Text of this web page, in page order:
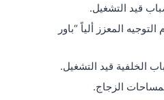
قيد التشغيل.
المعزز ألياً “باور
الخلفية قيد التشغيل.
الزجاج.